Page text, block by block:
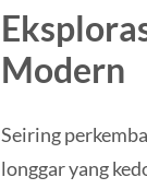
Modern
Seiring
longgar yang